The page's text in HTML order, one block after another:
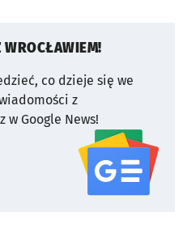
WROCŁAWIEM!
co dzieje się we
z
w Google News!
serwisu